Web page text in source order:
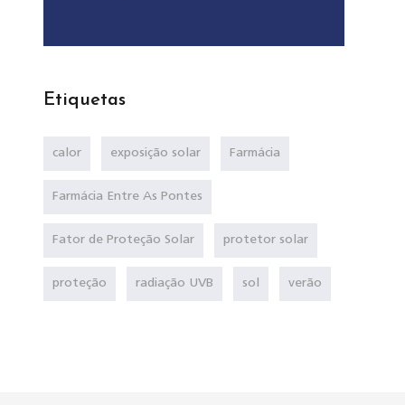
Etiquetas
calor exposição solar Farmácia
Farmácia Entre As Pontes
Fator de Proteção Solar protetor solar
proteção radiação UVB sol verão